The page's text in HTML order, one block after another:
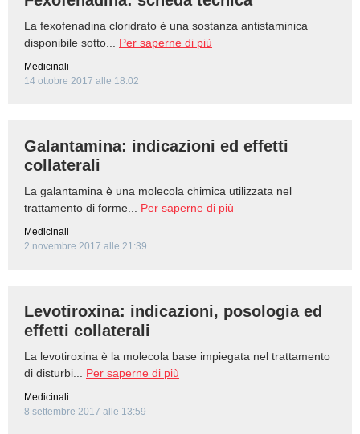
La fexofenadina cloridrato è una sostanza antistaminica
disponibile sotto... Per saperne di più
Medicinali
14 ottobre 2017 alle 18:02
Galantamina: indicazioni ed effetti
collaterali
La galantamina è una molecola chimica utilizzata nel
trattamento di forme... Per saperne di più
Medicinali
2 novembre 2017 alle 21:39
Levotiroxina: indicazioni, posologia ed
effetti collaterali
La levotiroxina è la molecola base impiegata nel trattamento
di disturbi... Per saperne di più
Medicinali
8 settembre 2017 alle 13:59